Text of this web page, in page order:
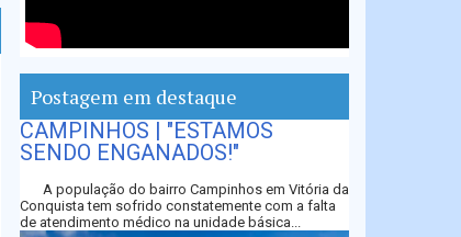
Postagem em destaque
CAMPINHOS | "ESTAMOS
SENDO ENGANADOS!"
A população do bairro Campinhos em Vitória da
Conquista tem sofrido constatemente com a falta
de atendimento médico na unidade básica...